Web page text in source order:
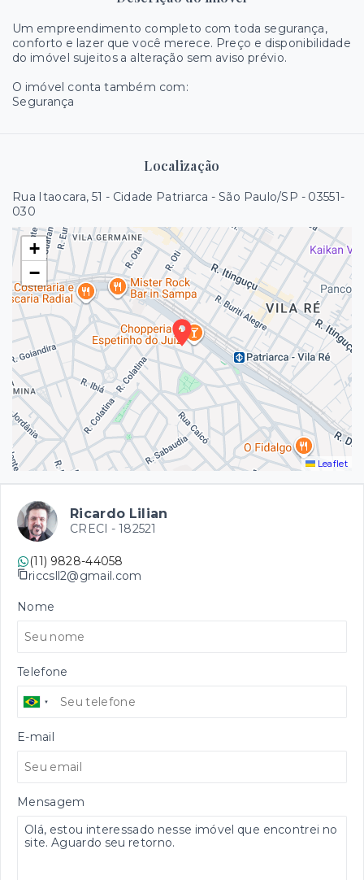
Um empreendimento completo com toda segurança,
conforto e lazer que você merece. Preço e disponibilidade
do imóvel sujeitos a alteração sem aviso prévio.
O imóvel conta também com:
Segurança
Localização
Rua Itaocara, 51 - Cidade Patriarca - São Paulo/SP - 03551-
030
+
−
Leaflet
Ricardo Lilian
CRECI - 182521
(11) 9828-44058
riccsll2@gmail.com
Nome
Telefone
E-mail
Mensagem